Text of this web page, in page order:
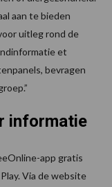
aan te bieden
uitleg rond de
et
bevragen
informatie
app gratis
Via de website